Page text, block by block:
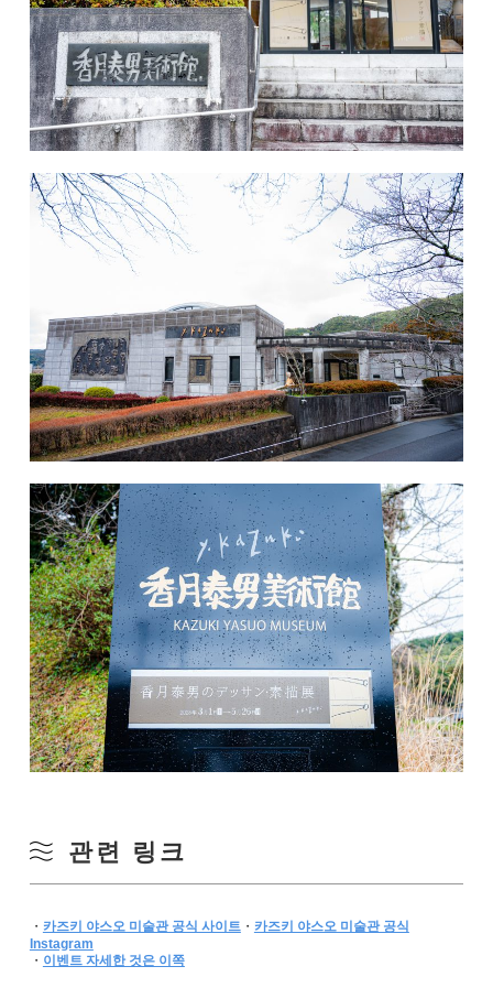
관련 링크
・ 카즈키 야스오 미술관 공식 사이트・ 카즈키 야스오 미술관 공식
Instagram
・ 이벤트 자세한 것은 이쪽